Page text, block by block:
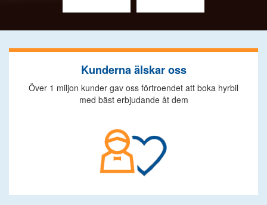
Kunderna älskar oss
Över 1 miljon kunder gav oss förtroendet att boka hyrbil
med bäst erbjudande åt dem